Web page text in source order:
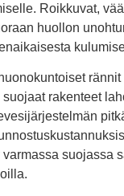
Roikkuvat,
huollon
rakenteet
suojassa